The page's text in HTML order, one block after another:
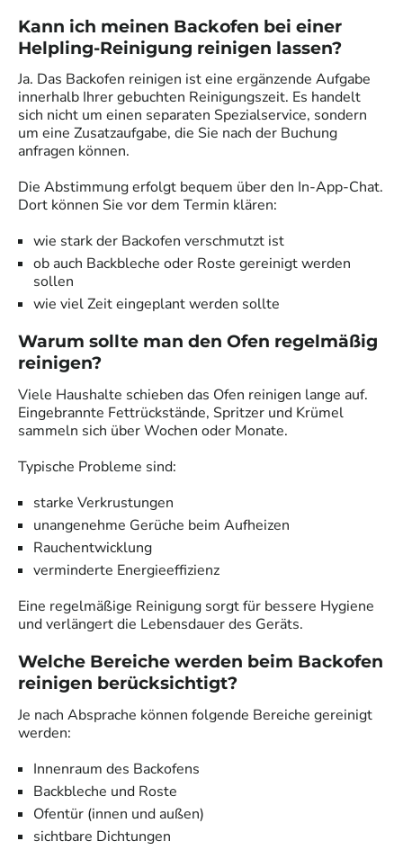
Kann ich meinen Backofen bei einer
Helpling-Reinigung reinigen lassen?
Ja. Das Backofen reinigen ist eine ergänzende Aufgabe
innerhalb Ihrer gebuchten Reinigungszeit. Es handelt
sich nicht um einen separaten Spezialservice, sondern
um eine Zusatzaufgabe, die Sie nach der Buchung
anfragen können.
Die Abstimmung erfolgt bequem über den In-App-Chat.
Dort können Sie vor dem Termin klären:
wie stark der Backofen verschmutzt ist
ob auch Backbleche oder Roste gereinigt werden
sollen
wie viel Zeit eingeplant werden sollte
Warum sollte man den Ofen regelmäßig
reinigen?
Viele Haushalte schieben das Ofen reinigen lange auf.
Eingebrannte Fettrückstände, Spritzer und Krümel
sammeln sich über Wochen oder Monate.
Typische Probleme sind:
starke Verkrustungen
unangenehme Gerüche beim Aufheizen
Rauchentwicklung
verminderte Energieeffizienz
Eine regelmäßige Reinigung sorgt für bessere Hygiene
und verlängert die Lebensdauer des Geräts.
Welche Bereiche werden beim Backofen
reinigen berücksichtigt?
Je nach Absprache können folgende Bereiche gereinigt
werden:
Innenraum des Backofens
Backbleche und Roste
Ofentür (innen und außen)
sichtbare Dichtungen